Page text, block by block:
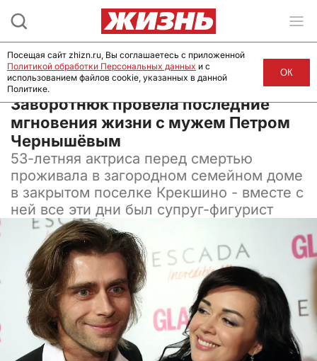
30 мая 2024, 07:11
Заворотнюк провела последние
мгновения жизни с мужем Петром
Чернышёвым
53-летняя актриса перед смертью
проживала в загородном семейном доме
в закрытом поселке Крекшино - вместе с
ней все эти дни был супруг-фигурист
Посещая сайт zhizn.ru, Вы соглашаетесь с приложенной
Политикой обработки Персональных данных и с
использованием файлов cookie, указанных в данной
Политике.
ОК